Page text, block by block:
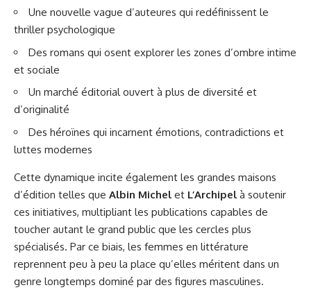
Une nouvelle vague d’auteures qui redéfinissent le
thriller psychologique
Des romans qui osent explorer les zones d’ombre intime
et sociale
Un marché éditorial ouvert à plus de diversité et
d’originalité
Des héroïnes qui incarnent émotions, contradictions et
luttes modernes
Cette dynamique incite également les grandes maisons
d’édition telles que Albin Michel et L’Archipel à soutenir
ces initiatives, multipliant les publications capables de
toucher autant le grand public que les cercles plus
spécialisés. Par ce biais, les femmes en littérature
reprennent peu à peu la place qu’elles méritent dans un
genre longtemps dominé par des figures masculines.